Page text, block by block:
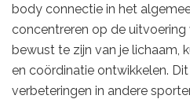
body connectie in het
concentreren op de uitvoering
bewust te zijn van je lichaam,
en coördinatie ontwikkelen.
verbeteringen in andere